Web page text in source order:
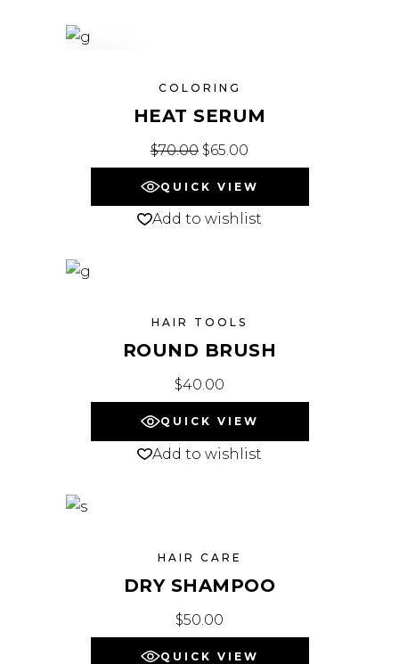
COLORING
HEAT SERUM
$70.00 $65.00
QUICK VIEW
Add to wishlist
HAIR TOOLS
ROUND BRUSH
$40.00
QUICK VIEW
Add to wishlist
HAIR CARE
DRY SHAMPOO
$50.00
QUICK VIEW